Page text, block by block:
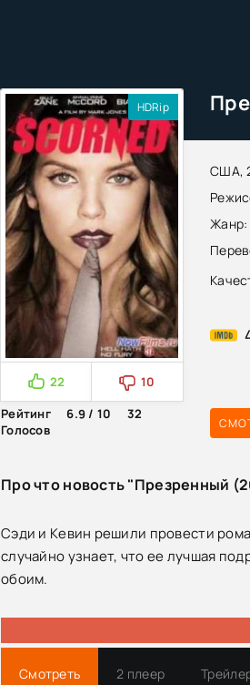
США,
Жанр:
HDRip
22
10
Рейтинг
6.9 / 10
32
Голосов
Про что новость "Презренный
Сэди и Кевин решили провести
случайно узнает, что ее лучшая
обоим.
Смотреть 2 плеер